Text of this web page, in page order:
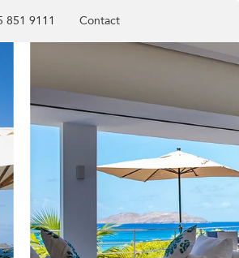
851 9111 Contact